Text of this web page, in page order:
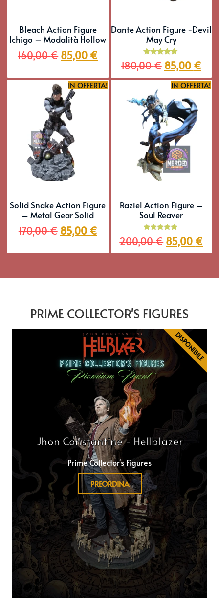
Bleach Action Figure
Ichigo – Modalità Hollow
160,00€ 85,00 €
Dante Action Figure -Devil
May Cry
Valutato
5.00
180,00€ 85,00 €
IN OFFERTA!
Solid Snake Action Figure
– Metal Gear Solid
170,00€ 85,00 €
IN OFFERTA!
Raziel Action Figure –
Soul Reaver
Valutato
5.00
200,00€ 85,00 €
PRIME COLLECTOR'S FIGURES
Jhon Constantine - Hellblazer
Prime Collector's Figures
PREORDINA
DISPONIBILE